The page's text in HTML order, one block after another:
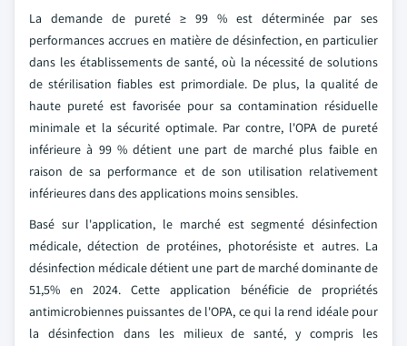
La demande de pureté ≥ 99 % est déterminée par ses
performances accrues en matière de désinfection, en particulier
dans les établissements de santé, où la nécessité de solutions
de stérilisation fiables est primordiale. De plus, la qualité de
haute pureté est favorisée pour sa contamination résiduelle
minimale et la sécurité optimale. Par contre, l'OPA de pureté
inférieure à 99 % détient une part de marché plus faible en
raison de sa performance et de son utilisation relativement
inférieures dans des applications moins sensibles.
Basé sur l'application, le marché est segmenté désinfection
médicale, détection de protéines, photorésiste et autres. La
désinfection médicale détient une part de marché dominante de
51,5% en 2024. Cette application bénéficie de propriétés
antimicrobiennes puissantes de l'OPA, ce qui la rend idéale pour
la désinfection dans les milieux de santé, y compris les